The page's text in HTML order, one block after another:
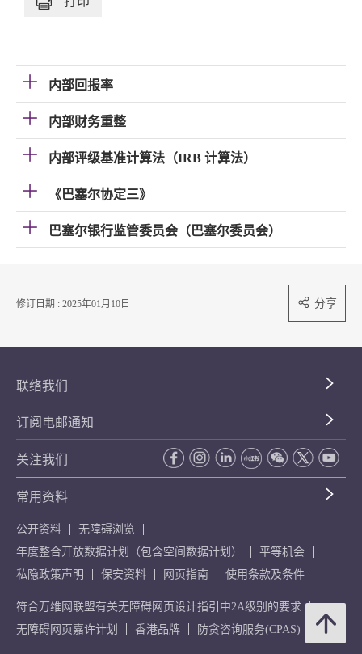
内部回报率
内部财务重整
内部评级基准计算法（IRB 计算法）
《巴塞尔协定三》
巴塞尔银行监管委员会（巴塞尔委员会）
修订日期 : 2025年01月10日 分享
联络我们
订阅电邮通知
关注我们
常用资料
公开资料
无障碍浏览
年度整合开放数据计划（包含空间数据计划）
平等机会
私隐政策声明
保安资料 网页指南 使用条款及条件
符合万维网联盟有关无障碍网页设计指引中2A级别的要求
无障碍网页嘉许计划
香港品牌 防贪咨询服务(CPAS)